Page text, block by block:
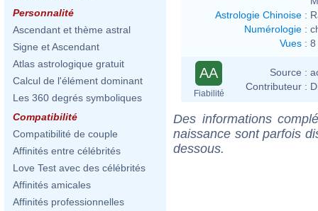
Personnalité
Ascendant et thème astral
Signe et Ascendant
Atlas astrologique gratuit
Calcul de l'élément dominant
Les 360 degrés symboliques
Compatibilité
Compatibilité de couple
Affinités entre célébrités
Love Test avec des célébrités
Affinités amicales
Affinités professionnelles
Astrologie Chinoise :
Numérologie :
Vues : 8
AA
Fiabilité
Source :
Contributeur :
Des informations
naissance sont parfois
dessous.